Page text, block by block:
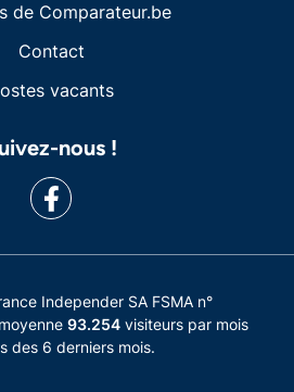
de Comparateur.be
Contact
vacants
nous !
Independer SA FSMA n°
93.254visiteurs par mois
des 6 derniers mois.